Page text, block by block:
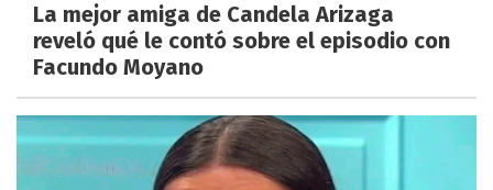
La mejor amiga de Candela Arizaga
reveló qué le contó sobre el episodio con
Facundo Moyano